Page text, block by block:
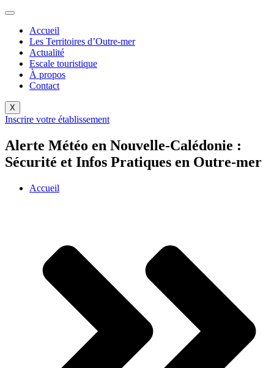
Accueil
Les Territoires d’Outre-mer
Actualité
Escale touristique
À propos
Contact
X
Inscrire votre établissement
Alerte Météo en Nouvelle-Calédonie :
Sécurité et Infos Pratiques en Outre-mer
Accueil